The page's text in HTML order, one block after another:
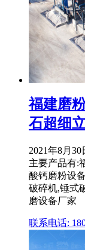
福建磨
石超细
2021年8月
主要产品有:
酸钙磨粉设
破碎机,锤式
磨设备厂家
联系电话: